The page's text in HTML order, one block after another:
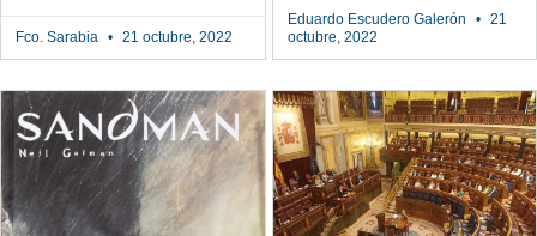
Fco. Sarabia 21 octubre, 2022
Eduardo Escudero Galerón
21
octubre, 2022